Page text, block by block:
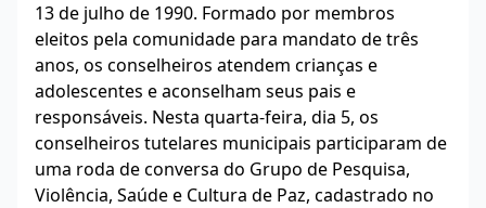
13 de julho de 1990. Formado por membros
eleitos pela comunidade para mandato de três
anos, os conselheiros atendem crianças e
adolescentes e aconselham seus pais e
responsáveis. Nesta quarta-feira, dia 5, os
conselheiros tutelares municipais participaram de
uma roda de conversa do Grupo de Pesquisa,
Violência, Saúde e Cultura de Paz, cadastrado no